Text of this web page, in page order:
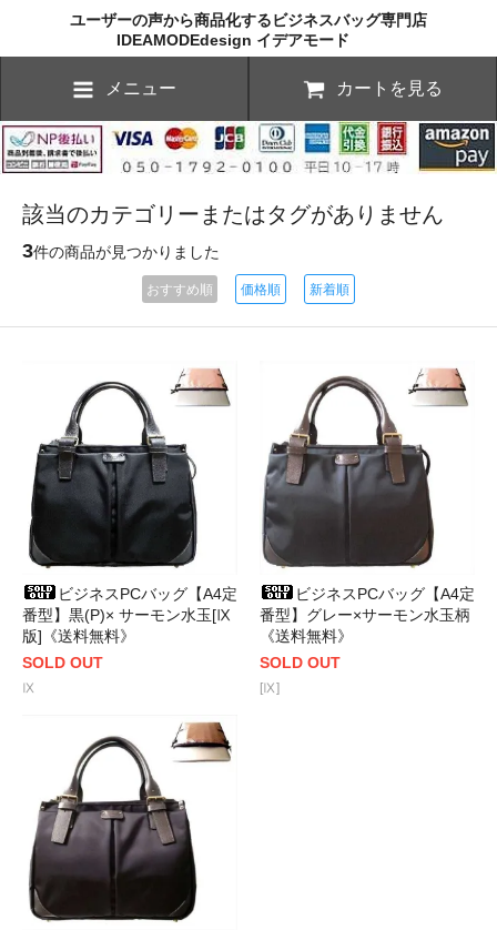
ユーザーの声から商品化するビジネスバッグ専門店
IDEAMODEdesign イデアモード
メニュー カートを見る
該当のカテゴリーまたはタグがありません
3件の商品が見つかりました
おすすめ順 価格順 新着順
ビジネスPCバッグ【A4定
番型】黒(P)× サーモン水玉[Ⅸ
版]《送料無料》
SOLD OUT
Ⅸ
ビジネスPCバッグ【A4定
番型】グレー×サーモン水玉柄
《送料無料》
SOLD OUT
[Ⅸ]